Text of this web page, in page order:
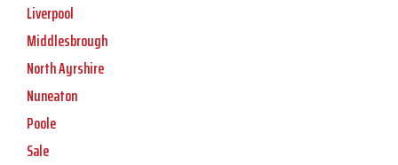
Liverpool
Middlesbrough
North Ayrshire
Nuneaton
Poole
Sale